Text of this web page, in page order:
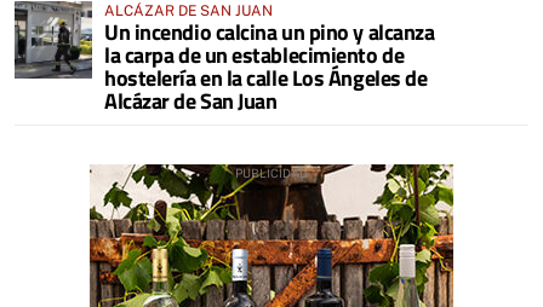
ALCÁZAR DE SAN JUAN
Un incendio calcina un pino y alcanza
la carpa de un establecimiento de
hostelería en la calle Los Ángeles de
Alcázar de San Juan